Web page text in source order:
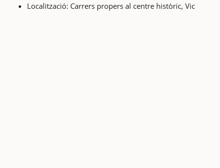
Localització: Carrers propers al centre històric, Vic